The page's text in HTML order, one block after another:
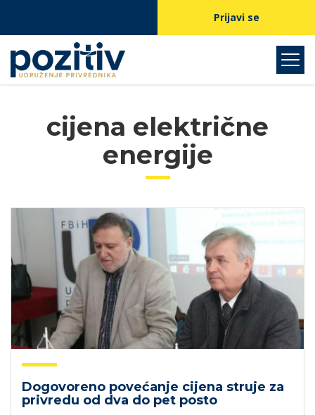
Prijavi se
cijena električne
energije
Dogovoreno povećanje cijena struje za
privredu od dva do pet posto